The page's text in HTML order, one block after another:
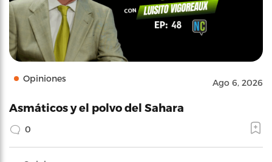
Opiniones Ago 6, 2026
Asmáticos y el polvo del Sahara
0